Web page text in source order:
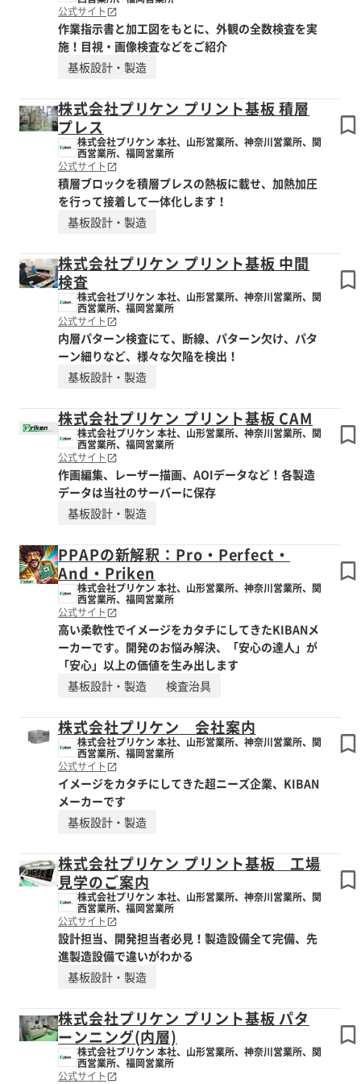
公式サイト
作業指示書と加工図をもとに、外観の全数検査を実
施！目視・画像検査などをご紹介
基板設計・製造
株式会社プリケン プリント基板 積層
プレス
株式会社プリケン 本社、山形営業所、神奈川営業所、関
西営業所、福岡営業所
公式サイト
積層ブロックを積層プレスの熱板に載せ、加熱加圧
を行って接着して一体化します！
基板設計・製造
株式会社プリケン プリント基板 中間
検査
株式会社プリケン 本社、山形営業所、神奈川営業所、関
西営業所、福岡営業所
公式サイト
内層パターン検査にて、断線、パターン欠け、パタ
ーン細りなど、様々な欠陥を検出！
基板設計・製造
株式会社プリケン プリント基板 CAM
株式会社プリケン 本社、山形営業所、神奈川営業所、関
西営業所、福岡営業所
公式サイト
作画編集、レーザー描画、AOIデータなど！各製造
データは当社のサーバーに保存
基板設計・製造
PPAPの新解釈：Pro・Perfect・
And・Priken
株式会社プリケン 本社、山形営業所、神奈川営業所、関
西営業所、福岡営業所
公式サイト
高い柔軟性でイメージをカタチにしてきたKIBANメ
ーカーです。開発のお悩み解決、「安心の達人」が
「安心」以上の価値を生み出します
基板設計・製造
検査治具
株式会社プリケン 会社案内
株式会社プリケン 本社、山形営業所、神奈川営業所、関
西営業所、福岡営業所
公式サイト
イメージをカタチにしてきた超ニーズ企業、KIBAN
メーカーです
基板設計・製造
株式会社プリケン プリント基板 工場
見学のご案内
株式会社プリケン 本社、山形営業所、神奈川営業所、関
西営業所、福岡営業所
公式サイト
設計担当、開発担当者必見！製造設備全て完備、先
進製造設備で違いがわかる
基板設計・製造
株式会社プリケン プリント基板 パタ
ーンニング(内層)
株式会社プリケン 本社、山形営業所、神奈川営業所、関
西営業所、福岡営業所
公式サイト